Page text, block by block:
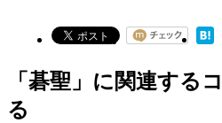
「碁聖」に関連する
る